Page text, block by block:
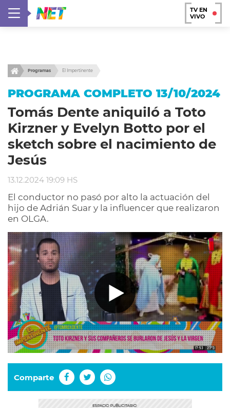
TV EN
VIVO
Programas El Impertinente
PROGRAMA COMPLETO 13/10/2024
Tomás Dente aniquiló a Toto
Kirzner y Evelyn Botto por el
sketch sobre el nacimiento de
Jesús
13.12.2024 19:09 HS
El conductor no pasó por alto la actuación del
hijo de Adrián Suar y la influencer que realizaron
en OLGA.
Comparte